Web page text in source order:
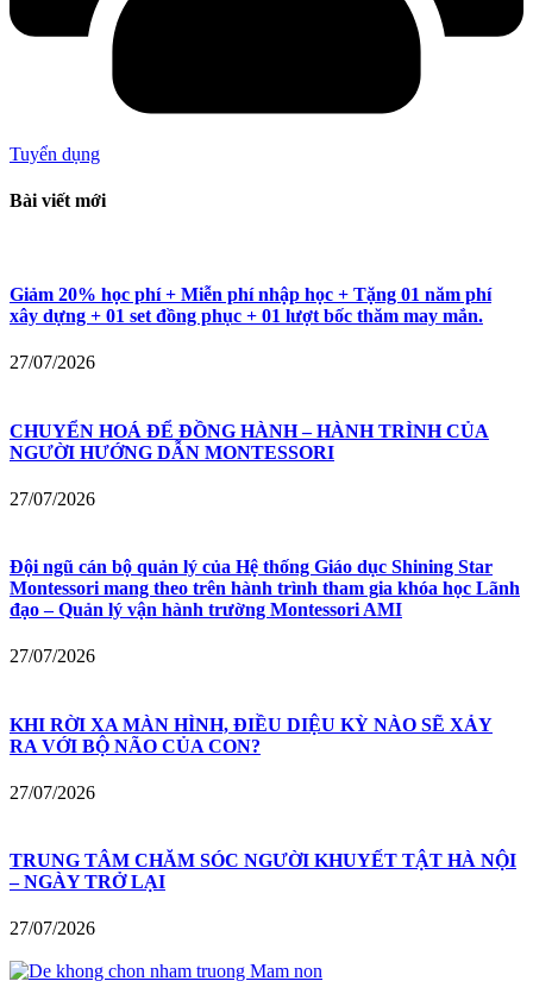
Tuyển dụng
Bài viết mới
Giảm 20% học phí + Miễn phí nhập học + Tặng 01 năm phí
xây dựng + 01 set đồng phục + 01 lượt bốc thăm may mắn.
27/07/2026
CHUYỂN HOÁ ĐỂ ĐỒNG HÀNH – HÀNH TRÌNH CỦA
NGƯỜI HƯỚNG DẪN MONTESSORI
27/07/2026
Đội ngũ cán bộ quản lý của Hệ thống Giáo dục Shining Star
Montessori mang theo trên hành trình tham gia khóa học Lãnh
đạo – Quản lý vận hành trường Montessori AMI
27/07/2026
KHI RỜI XA MÀN HÌNH, ĐIỀU DIỆU KỲ NÀO SẼ XẢY
RA VỚI BỘ NÃO CỦA CON?
27/07/2026
TRUNG TÂM CHĂM SÓC NGƯỜI KHUYẾT TẬT HÀ NỘI
– NGÀY TRỞ LẠI
27/07/2026